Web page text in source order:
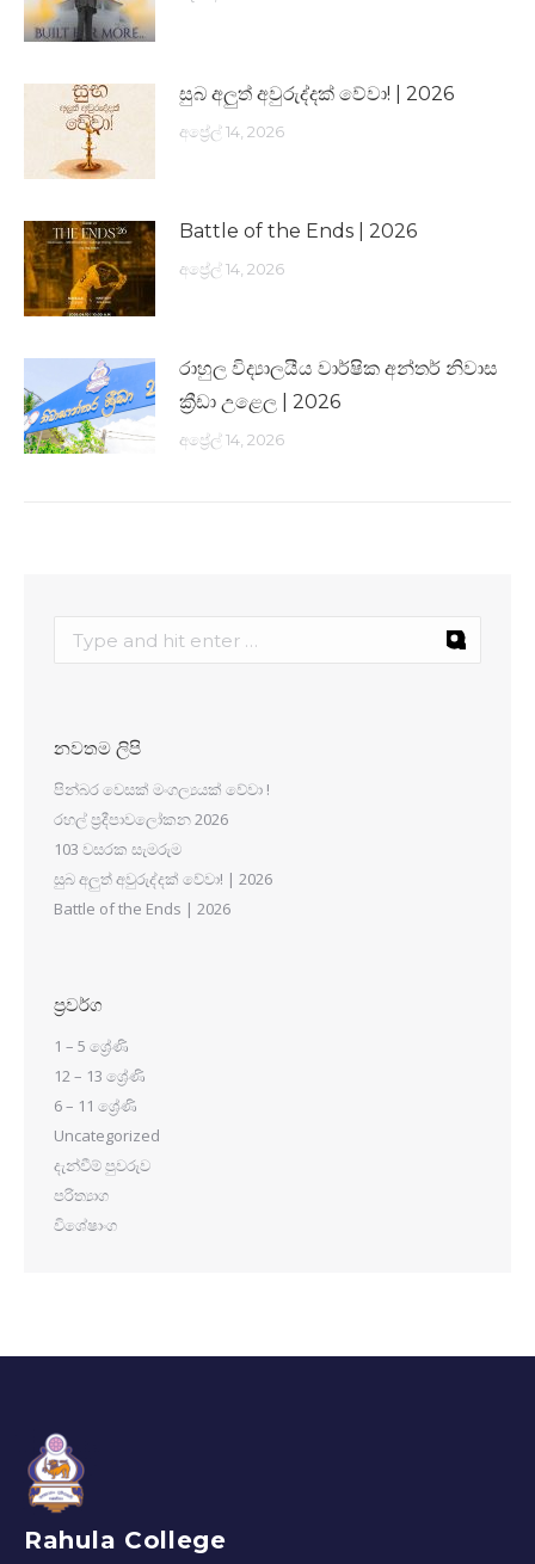
සුබ අලුත් අවුරුද්දක් වේවා! | 2026
අප්‍රේල් 14, 2026
Battle of the Ends | 2026
අප්‍රේල් 14, 2026
රාහුල විද්‍යාලයීය වාර්ෂික අන්තර් නිවාස
ක්‍රීඩා උළෙල | 2026
අප්‍රේල් 14, 2026
නවතම ලිපි
පින්බර වෙසක් මංගල්‍යයක් වේවා !
රහල් ප්‍රදීපාවලෝකන 2026
103 වසරක සැමරුම
සුබ අලුත් අවුරුද්දක් වේවා! | 2026
Battle of the Ends | 2026
ප්‍රවර්ග
1 – 5 ශ්‍රේණි
12 – 13 ශ්‍රේණි
6 – 11 ශ්‍රේණි
Uncategorized
දැන්වීම් පුවරුව
පරිත්‍යාග
විශේෂාංග
Rahula College